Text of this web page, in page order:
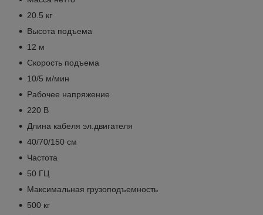
20.5 кг
Высота подъема
12 м
Скорость подъема
10/5 м/мин
Рабочее напряжение
220 В
Длина кабеля эл.двигателя
40/70/150 cм
Частота
50 ГЦ
Максимальная грузоподъемность
500 кг